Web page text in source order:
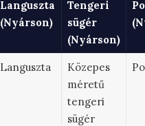
Languszta
(Nyárson)
Tengeri
sügér
(Nyárson)
Languszta
Közepes
méretű
tengeri
sügér